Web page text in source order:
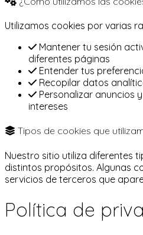
Utilizamos cookies por varias
Mantener tu sesión
diferentes páginas
Entender tus
Recopilar datos
Personalizar anuncios
intereses
Tipos de cookies que
Nuestro sitio utiliza diferentes
distintos propósitos. Algunas
servicios de terceros que
Política de